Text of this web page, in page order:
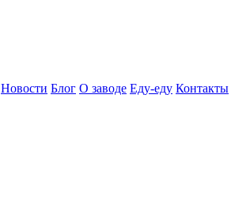
Новости Блог О заводе Еду-еду Контакты